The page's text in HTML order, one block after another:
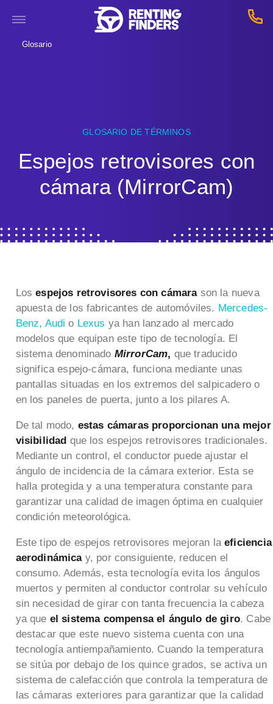
Glosario
GLOSARIO DE TÉRMINOS
Espejos retrovisores con
cámara (MirrorCam)
Losespejos retrovisores con cámarason la nueva
apuesta de los fabricantes de automóviles. Mercedes-
Benz, Audi o Lexus ya han lanzado al mercado
modelos que equipan este tipo de tecnología. El
sistema denominado MirrorCam, que traducido
significa espejo-cámara, funciona mediante unas
pantallas situadas en los extremos del salpicadero o
en los paneles de puerta, junto a los pilares A.
De tal modo, estas cámaras proporcionan una mejor
visibilidad que los espejos retrovisores tradicionales.
Mediante un control, el conductor puede ajustar el
ángulo de incidencia de la cámara exterior. Esta se
halla protegida y a una temperatura constante para
garantizar una calidad de imagen óptima en cualquier
condición meteorológica.
Este tipo de espejos retrovisores mejoran laeficiencia
aerodinámicay, por consiguiente, reducen el
consumo. Además, esta tecnología evita los ángulos
muertos y permiten al conductor controlar su vehículo
sin necesidad de girar con tanta frecuencia la cabeza
ya que el sistema compensa el ángulo de giro. Cabe
destacar que este nuevo sistema cuenta con una
tecnología antiempañamiento. Cuando la temperatura
se sitúa por debajo de los quince grados, se activa un
sistema de calefacción que controla la temperatura de
las cámaras exteriores para garantizar que la calidad